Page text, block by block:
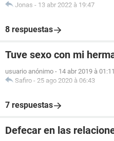
Jonas - 13 abr 2022 à 19:47
8 respuestas
Tuve sexo con mi
usuario anónimo - 14 abr 2019 à 01:11
Safiro - 25 ago 2020 à 06:43
7 respuestas
Defecar en las